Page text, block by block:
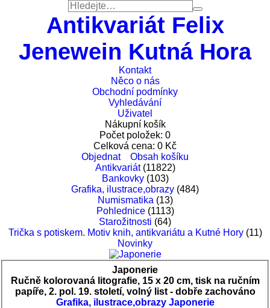
Antikvariát Felix
Jenewein Kutná Hora
Kontakt
Něco o nás
Obchodní podmínky
Vyhledávání
Uživatel
Nákupní košík
Počet položek: 0
Celková cena: 0 Kč
Objednat
Obsah košíku
Antikvariát(11822)
Bankovky(103)
Grafika, ilustrace,obrazy (484)
Numismatika (13)
Pohlednice(1113)
Starožitnosti (64)
Trička s potiskem. Motiv knih, antikvariátu a Kutné Hory(11)
Novinky
Japonerie
Ručně kolorovaná litografie, 15 x 20 cm, tisk na ručním
papíře, 2. pol. 19. století, volný list - dobře zachováno
Grafika, ilustrace,obrazy Japonerie